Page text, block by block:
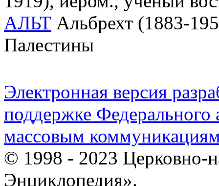
АЛЬТ Альбрехт (1883-
Палестины
Электронная версия
поддержке Федерального
массовым
© 1998 - 2023 Церковно-
Энциклопедия».